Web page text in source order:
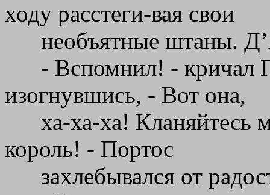
ходу расстеги-вая свои
необъятные штаны.
- Вспомнил! - кричал
изогнувшись, - Вот она,
ха-ха-ха! Кланяйтесь
король! - Портос
захлебывался от